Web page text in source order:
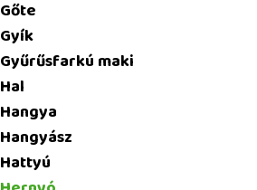
Gőte
Gyík
Gyűrűsfarkú maki
Hal
Hangya
Hangyász
Hattyú